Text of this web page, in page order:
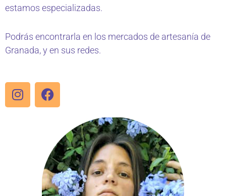
estamos especializadas.
Podrás encontrarla en los mercados de artesanía de
Granada, y en sus redes.